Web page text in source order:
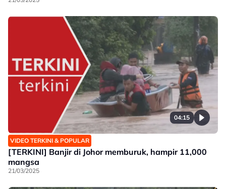
04:15
VIDEO TERKINI & POPULAR
[TERKINI] Banjir di Johor memburuk, hampir 11,000
mangsa
21/03/2025